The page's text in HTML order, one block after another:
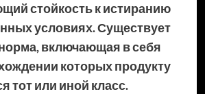
стойкость к истиранию
условиях. Существует
включающая в себя
которых продукту
тот или иной класс.